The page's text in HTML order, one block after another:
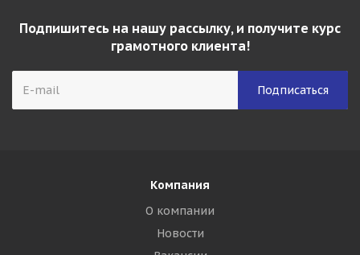
Подпишитесь на нашу рассылку, и получите курс
грамотного клиента!
Компания
О компании
Новости